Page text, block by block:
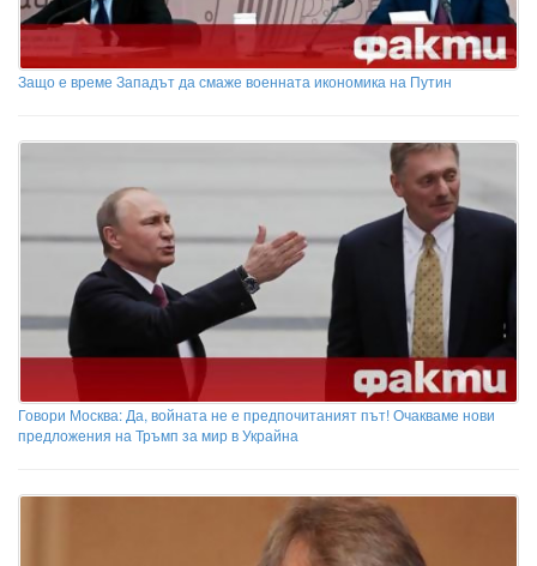
Защо е време Западът да смаже военната икономика на Путин
Говори Москва: Да, войната не е предпочитаният път! Очакваме нови
предложения на Тръмп за мир в Украйна